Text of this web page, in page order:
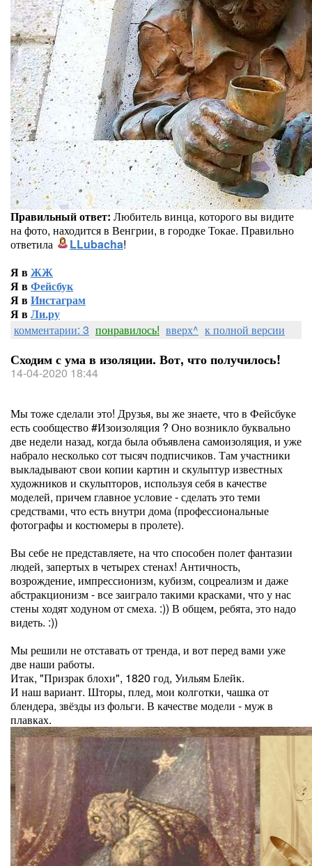
Правильный ответ: Любитель винца, которого вы видите
на фото, находится в Венгрии, в городке Токае. Правильно
ответила
LLubacha!
Я вЖЖ
Я вФейсбук
Я вИнстаграм
Я вЛи.ру
комментарии: 3 понравилось! вверх^ к полной версии
Сходим с ума в изоляции. Вот, что получилось!
14-04-2020 18:44
Мы тоже сделали это! Друзья, вы же знаете, что в Фейсбуке
есть сообщество #Изоизоляция ? Оно возникло буквально
две недели назад, когда была объявлена самоизоляция, и уже
набрало несколько сот тысяч подписчиков. Там участники
выкладывают свои копии картин и скульптур известных
художников и скульпторов, используя себя в качестве
моделей, причем главное условие - сделать это теми
средствами, что есть внутри дома (профессиональные
фотографы и костюмеры в пролете).
Вы себе не представляете, на что способен полет фантазии
людей, запертых в четырех стенах! Античность,
возрождение, импрессионизм, кубизм, соцреализм и даже
абстракционизм - все заиграло такими красками, что у нас
стены ходят ходуном от смеха. :)) В общем, ребята, это надо
видеть. :))
Мы решили не отставать от тренда, и вот перед вами уже
две наши работы.
Итак, "Призрак блохи", 1820 год, Уильям Блейк.
И наш вариант. Шторы, плед, мои колготки, чашка от
блендера, звёзды из фольги. В качестве модели - муж в
плавках.